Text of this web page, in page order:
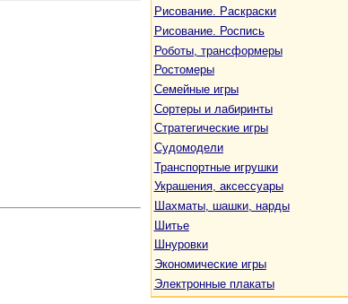
Рисование. Раскраски
Рисование. Роспись
Роботы, трансформеры
Ростомеры
Семейные игры
Сортеры и лабиринты
Стратегические игры
Судомодели
Транспортные игрушки
Украшения, аксессуары
Шахматы, шашки, нарды
Шитье
Шнуровки
Экономические игры
Электронные плакаты